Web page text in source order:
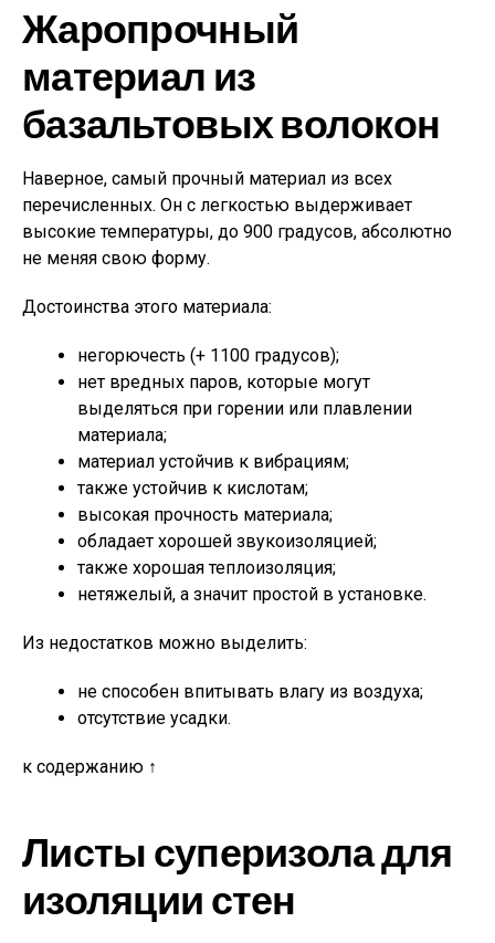
Жаропрочный
материал из
базальтовых волокон
Наверное, самый прочный материал из всех
перечисленных. Он с легкостью выдерживает
высокие температуры, до 900 градусов, абсолютно
не меняя свою форму.
Достоинства этого материала:
негорючесть (+ 1100 градусов);
нет вредных паров, которые могут
выделяться при горении или плавлении
материала;
материал устойчив к вибрациям;
также устойчив к кислотам;
высокая прочность материала;
обладает хорошей звукоизоляцией;
также хорошая теплоизоляция;
нетяжелый, а значит простой в установке.
Из недостатков можно выделить:
не способен впитывать влагу из воздуха;
отсутствие усадки.
к содержанию ↑
Листы суперизола для
изоляции стен